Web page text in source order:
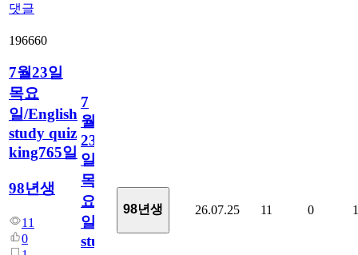
댓글
196660
7월23일
목요
일/English
study quiz
king765일
98년생
11
0
7
월
23
일
목
요
일/English
study
98년생 26.07.25 11 0 1